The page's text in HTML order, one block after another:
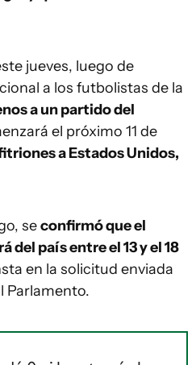
jueves, luego de
a los futbolistas de la
a un partido del
el próximo 11 de
a Estados Unidos,
seconfirmó que el
del país entre el 13 y el 18
en la solicitud enviada
Parlamento.